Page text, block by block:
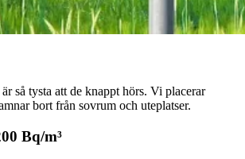
så tysta att de knappt hörs. Vi placerar
bort från sovrum och uteplatser.
Bq/m³